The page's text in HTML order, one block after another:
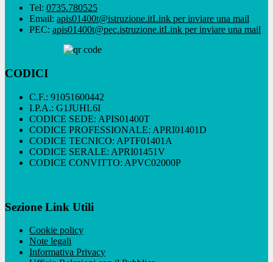
Tel: 0735.780525
Email: apis01400t@istruzione.itLink per inviare una mail
PEC: apis01400t@pec.istruzione.itLink per inviare una mail
CODICI
C.F.: 91051600442
I.P.A.: G1JUHL6I
CODICE SEDE: APIS01400T
CODICE PROFESSIONALE: APRI01401D
CODICE TECNICO: APTF01401A
CODICE SERALE: APRI01451V
CODICE CONVITTO: APVC02000P
Sezione Link Utili
Cookie policy
Note legali
Informativa Privacy